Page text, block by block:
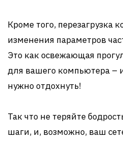
Кроме того, перезагрузка
изменения параметров
Это как освежающая
для вашего компьютера –
нужно отдохнуть!
Так что не теряйте
шаги, и, возможно, ваш